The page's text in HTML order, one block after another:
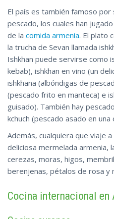
El país es también famoso
pescado, los cuales han
de la comida armenia. El plato
la trucha de Sevan llamada
Ishkhan puede servirse como
kebab), ishkhan en vino (un
ishkhana (albóndigas de
(pescado frito en manteca) e
guisado). También hay
kchuch (pescado asado en
Además, cualquiera que viaje
deliciosa mermelada armenia,
cerezas, moras, higos,
berenjenas, pétalos de rosa y
Cocina internacional en